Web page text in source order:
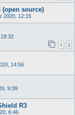
(open source)
2020, 12:15
1 2
14:56
9:39
R3
6:46